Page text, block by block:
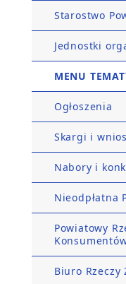
Starostwo
Jednostki
MENU
Ogłoszenia
Skargi i
Nabory i
Nieodpłatna
Powiatowy
Biuro Rzeczy